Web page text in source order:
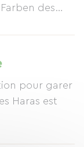
des
die
privaten
Ruhe und
pour garer
Haras est